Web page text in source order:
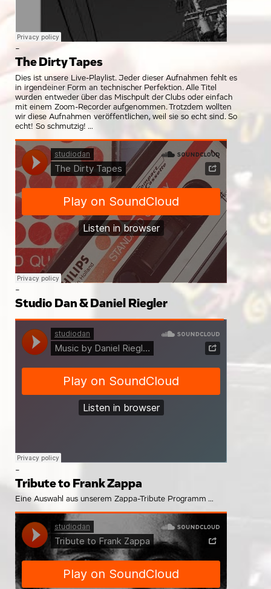
-
The Dirty Tapes
Dies ist unsere Live-Playlist. Jeder dieser Aufnahmen fehlt es
in irgendeiner Form an technischer Perfektion. Alle Titel
wurden entweder über das Mischpult der Clubs oder einfach
mit einem Zoom-Recorder aufgenommen. Trotzdem wollten
wir diese Aufnahmen veröffentlichen, weil sie so echt sind. So
echt! So schmutzig!
-
Studio Dan & Daniel Riegler
-
Tribute to Frank Zappa
Eine Auswahl aus unserem Zappa-Tribute Programm